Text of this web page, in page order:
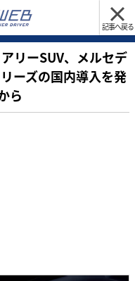
記事へ戻る
リーSUV、メルセデ
ーズの国内導入を発
ら